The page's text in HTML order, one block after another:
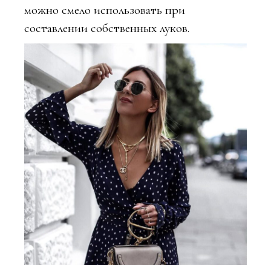
можно смело использовать при
составлении собственных луков.